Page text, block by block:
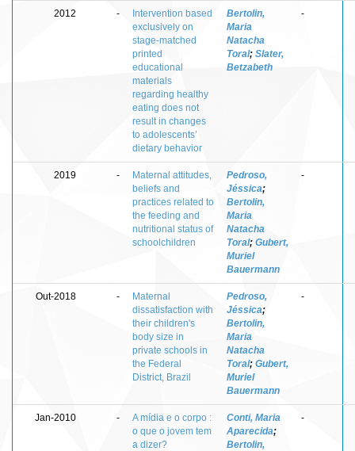
2012 -
Intervention based
exclusively on
stage-matched
printed
educational
materials
regarding healthy
eating does not
result in changes
to adolescents’
dietary behavior
Bertolin,
Maria
Natacha
Toral; Slater,
Betzabeth
-
2019 -
Maternal attitudes,
beliefs and
practices related to
the feeding and
nutritional status of
schoolchildren
Pedroso,
Jéssica;
Bertolin,
Maria
Natacha
Toral; Gubert,
Muriel
Bauermann
-
Out-2018 -
Maternal
dissatisfaction with
their children's
body size in
private schools in
the Federal
District, Brazil
Pedroso,
Jéssica;
Bertolin,
Maria
Natacha
Toral; Gubert,
Muriel
Bauermann
-
Jan-2010 -
A mídia e o corpo :
o que o jovem tem
a dizer?
Conti, Maria
Aparecida;
Bertolin,
-